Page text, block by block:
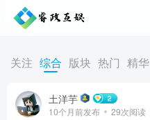
关注 综合 版块 热门 精华
土洋芋
10个月前发布 29次阅读